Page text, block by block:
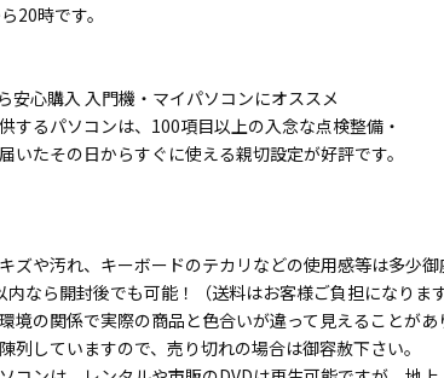
20時です。
安心購入 入門機・マイパソコンにオススメ
するパソコンは、100項目以上の入念な点検整備・
いたその日からすぐに使える親切設定が好評です。
ズや汚れ、キーボードのテカリなどの使用感等は多少御
内なら開封後でも可能！（送料はお客様ご負担になります
境の関係で実際の商品と色合いが違って見えることがあ
列していますので、売り切れの場合は御容赦下さい。